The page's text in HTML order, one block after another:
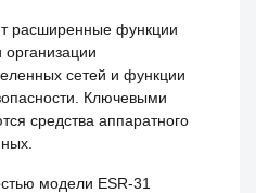
расширенные функции
сетей и функции
Ключевыми
средства аппаратного
модели ESR-31